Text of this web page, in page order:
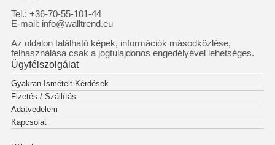
Tel.: +36-70-55-101-44
E-mail: info@walltrend.eu
Az oldalon található képek, információk másodközlése,
felhasználása csak a jogtulajdonos engedélyével lehetséges.
Ügyfélszolgálat
Gyakran Ismételt Kérdések
Fizetés / Szállítás
Adatvédelem
Kapcsolat